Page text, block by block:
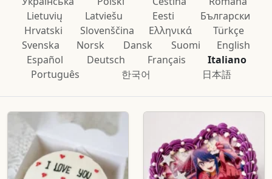
Lietuvių
Latviešu Eesti
Български
Hrvatski
Slovenščina Ελληνικά
Türkçe
Svenska
Norsk Dansk Suomi
English
Español
Deutsch Français
Italiano
Português
한국어 日本語